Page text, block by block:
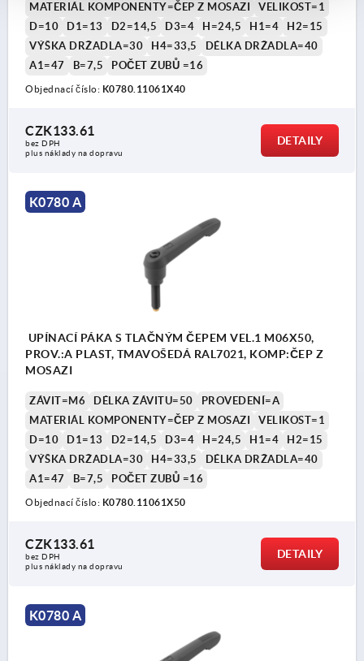
MATERIÁL KOMPONENTY=ČEP Z MOSAZI
VELIKOST=1
D=10
D1=13 D2=14,5 D3=4 H=24,5 H1=4
H2=15
VÝŠKA DRŽADLA=30
H4=33,5
DÉLKA DRŽADLA=40
A1=47
B=7,5 POČET ZUBŮ =16
Objednací číslo: K0780.11061X40
CZK133.61
bez DPH
plus náklady na dopravu
DETAILY
K0780 A
UPÍNACÍ PÁKA S TLAČNÝM ČEPEM VEL.1 M06X50,
PROV.:A PLAST, TMAVOŠEDÁ RAL7021, KOMP:ČEP Z
MOSAZI
ZÁVIT=M6 DÉLKA ZÁVITU=50
PROVEDENÍ=A
MATERIÁL KOMPONENTY=ČEP Z MOSAZI
VELIKOST=1
D=10
D1=13 D2=14,5 D3=4 H=24,5 H1=4
H2=15
VÝŠKA DRŽADLA=30
H4=33,5
DÉLKA DRŽADLA=40
A1=47
B=7,5 POČET ZUBŮ =16
Objednací číslo: K0780.11061X50
CZK133.61
bez DPH
plus náklady na dopravu
DETAILY
K0780 A